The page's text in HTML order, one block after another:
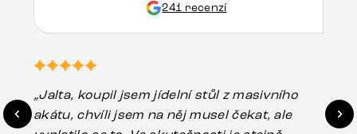
241 recenzí
„Jalta, koupil jsem jídelní stůl z masivního
akátu, chvíli jsem na něj musel čekat, ale